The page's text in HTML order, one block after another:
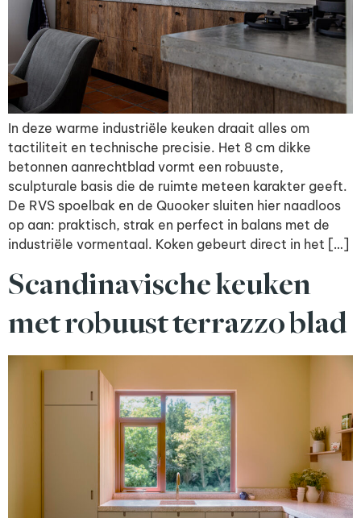
In deze warme industriële keuken draait alles om
tactiliteit en technische precisie. Het 8 cm dikke
betonnen aanrechtblad vormt een robuuste,
sculpturale basis die de ruimte meteen karakter geeft.
De RVS spoelbak en de Quooker sluiten hier naadloos
op aan: praktisch, strak en perfect in balans met de
industriële vormentaal. Koken gebeurt direct in het […]
Scandinavische keuken
met robuust terrazzo blad